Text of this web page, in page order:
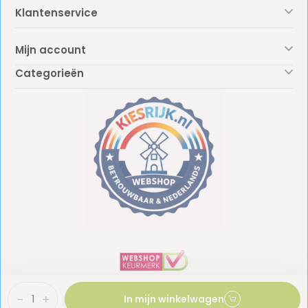
+
- In mijn winkelwagen
Klantenservice
Mijn account
Categorieën